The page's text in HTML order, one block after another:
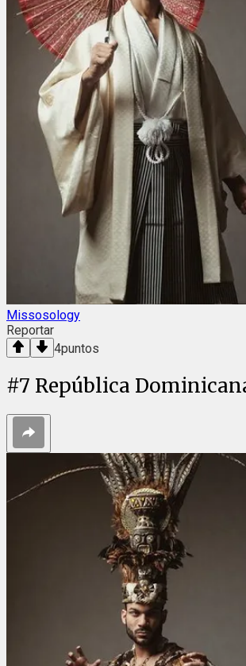
Missosology
Reportar
4puntos
#7 República